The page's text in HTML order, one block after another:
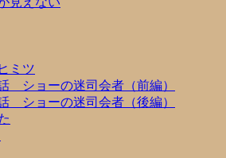
ミツ
ショーの迷司会者（前編）
ショーの迷司会者（後編）